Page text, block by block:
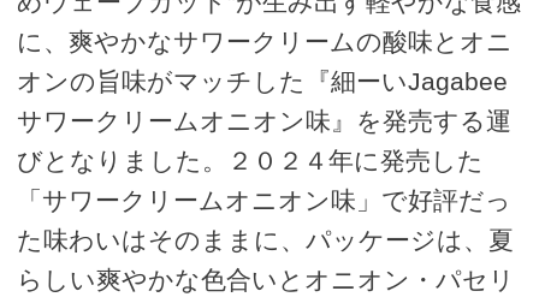
に、爽やかなサワークリームの酸味とオニ
オンの旨味がマッチした『細ーいJagabee
サワークリームオニオン味』を発売する運
びとなりました。２０２４年に発売した
「サワークリームオニオン味」で好評だっ
た味わいはそのままに、パッケージは、夏
らしい爽やかな色合いとオニオン・パセリ